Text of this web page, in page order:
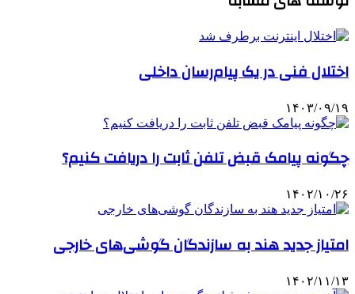
اختلال فنی در یک پیام‌رسان داخلی
۱۴۰۳/۰۹/۱۹
چگونه پیامک قبض تلفن ثابت را دریافت کنیم؟
۱۴۰۲/۱۰/۲۶
امتیاز جدید هند به سازندگان گوشی‌های خارجی
۱۴۰۲/۱۱/۱۳